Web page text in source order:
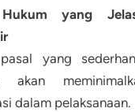
Hukum yang
yang
akan
dalam pelaksanaan.